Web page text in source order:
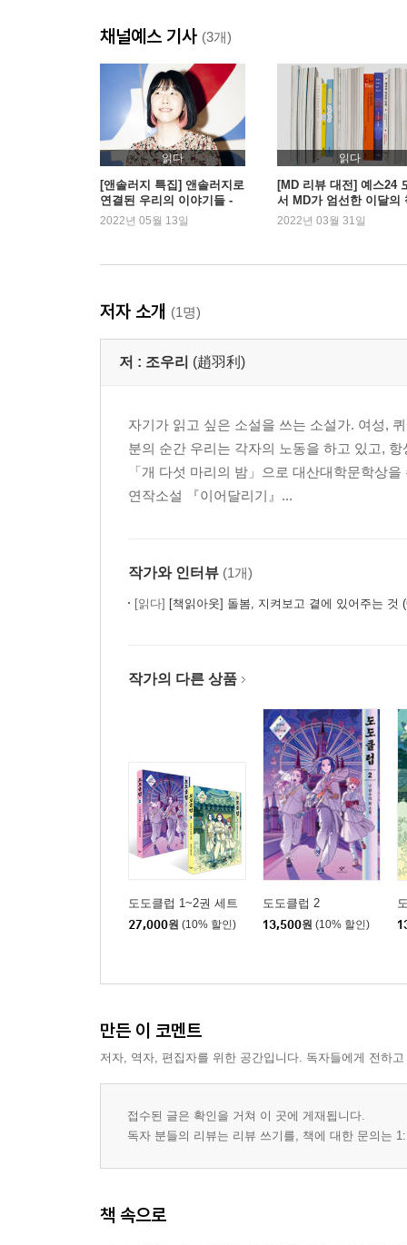
채널예스 기사 (3개)
읽다
[앤솔러지 특집] 앤솔러지로
연결된 우리의 이야기들 -
소설가 조우리
2022년 05월 13일
읽다
[MD 리뷰 대전] 예스24
서 MD가 엄선한 이달의
2022년 03월 31일
저자 소개 (1명)
저 : 조우리 (趙羽利)
자기가 읽고 싶은 소설을 쓰는 소설가. 여성,
분의 순간 우리는 각자의 노동을 하고 있고,
「개 다섯 마리의 밤」으로 대산대학문학상
연작소설 『이어달리기』...
작가와 인터뷰 (1개)
[읽다] [책읽아웃] 돌봄, 지켜보고 곁에 있어주는 것
작가의 다른 상품
도도클럽 1~2권 세트
27,000원 (10% 할인)
도도클럽 2
13,500원 (10% 할인)
만든 이 코멘트
저자, 역자, 편집자를 위한 공간입니다. 독자들에게 전하
접수된 글은 확인을 거쳐 이 곳에 게재됩니다.
독자 분들의 리뷰는 리뷰 쓰기를, 책에 대한 문의는
책 속으로